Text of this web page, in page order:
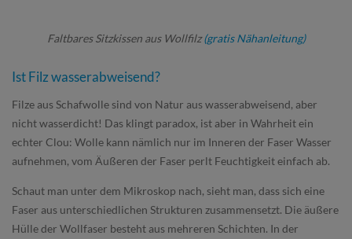
Faltbares Sitzkissen aus Wollfilz(gratis Nähanleitung)
Ist Filz wasserabweisend?
Filze aus Schafwolle sind von Natur aus wasserabweisend, aber
nicht wasserdicht! Das klingt paradox, ist aber in Wahrheit ein
echter Clou: Wolle kann nämlich nur im Inneren der Faser Wasser
aufnehmen, vom Äußeren der Faser perlt Feuchtigkeit einfach ab.
Schaut man unter dem Mikroskop nach, sieht man, dass sich eine
Faser aus unterschiedlichen Strukturen zusammensetzt. Die äußere
Hülle der Wollfaser besteht aus mehreren Schichten. In der